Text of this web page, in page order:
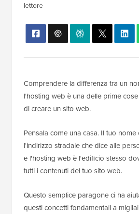
lettore
Comprendere la differenza tra un
l'hosting web è una delle prime
di creare un sito web.
Pensala come una casa. Il tuo
l'indirizzo stradale che dice alle
e l'hosting web è l'edificio stesso
tutti i contenuti del tuo sito web.
Questo semplice paragone ci ha
questi concetti fondamentali a